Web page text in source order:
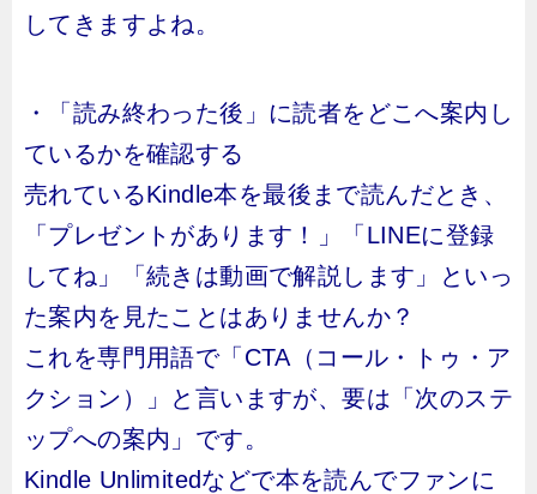
してきますよね。
・「読み終わった後」に読者をどこへ案内し
ているかを確認する
売れているKindle本を最後まで読んだとき、
「プレゼントがあります！」「LINEに登録
してね」「続きは動画で解説します」といっ
た案内を見たことはありませんか？
これを専門用語で「CTA（コール・トゥ・ア
クション）」と言いますが、要は「次のステ
ップへの案内」です。
Kindle Unlimitedなどで本を読んでファンに